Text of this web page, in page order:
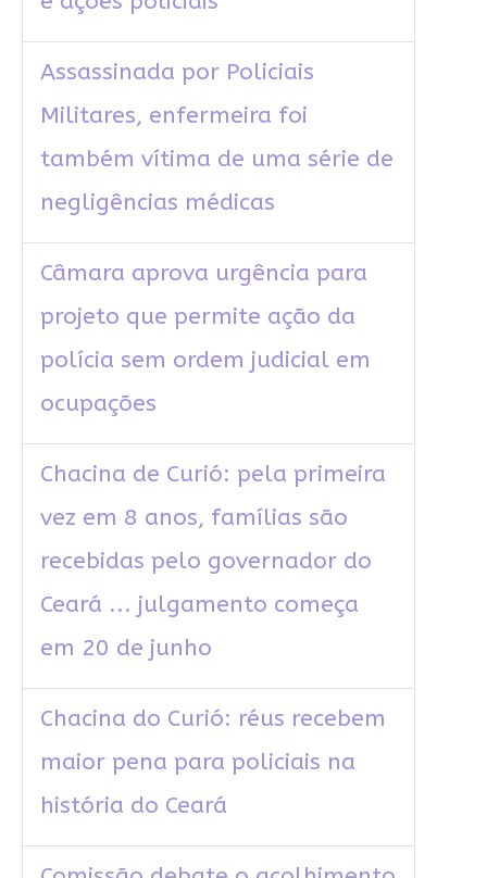
Assassinada por Policiais
Militares, enfermeira foi
também vítima de uma série de
negligências médicas
Câmara aprova urgência para
projeto que permite ação da
polícia sem ordem judicial em
ocupações
Chacina de Curió: pela primeira
vez em 8 anos, famílias são
recebidas pelo governador do
Ceará ... julgamento começa
em 20 de junho
Chacina do Curió: réus recebem
maior pena para policiais na
história do Ceará